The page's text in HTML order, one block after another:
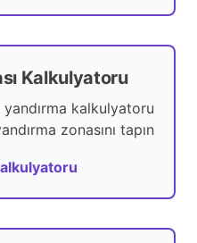
Kalkulyatoru
kalkulyatoru
zonasını tapın.